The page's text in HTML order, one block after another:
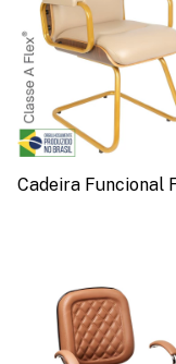
Cadeira Funcional